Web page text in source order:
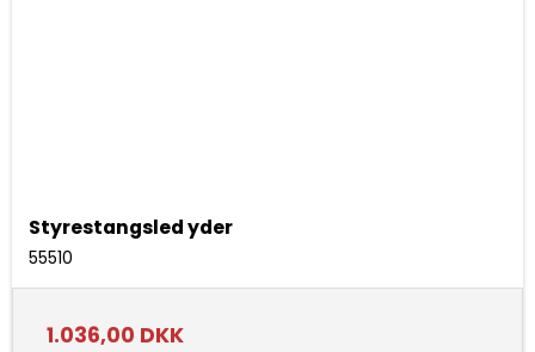
Styrestangsled yder
55510
1.036,00 DKK